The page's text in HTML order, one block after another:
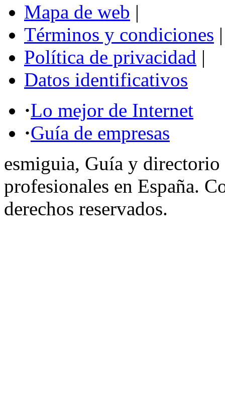
Mapa de web |
Términos y condiciones |
Política de privacidad |
Datos identificativos
·Lo mejor de Internet
·Guía de empresas
esmiguia, Guía y directorio
profesionales en España.
derechos reservados.